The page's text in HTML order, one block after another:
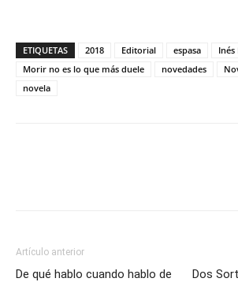
ETIQUETAS 2018 Editorial espasa Inés
Morir no es lo que más duele
novedades
novela
Artículo anterior
De qué hablo cuando hablo de
Dos